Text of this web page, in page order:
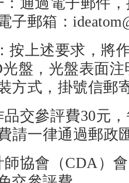
子郵箱：
按上述要求，將
盤，光盤表面
方式，掛號信郵
交參評費30元
請一律通過郵政
師協會（CDA）